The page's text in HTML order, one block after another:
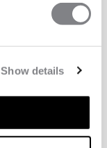
Show details